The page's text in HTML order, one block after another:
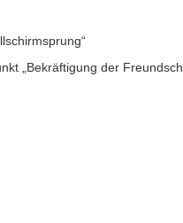
„Bekräftigung der